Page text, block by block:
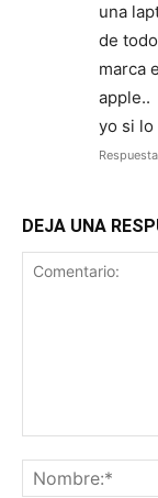
una
de
marca
apple..
yo si lo
Respuesta
DEJA UNA